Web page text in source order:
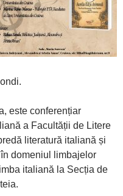
este conferențiar
a Facultății de Litere
literatură italiană și
domeniul limbajelor
italiană la Secția de